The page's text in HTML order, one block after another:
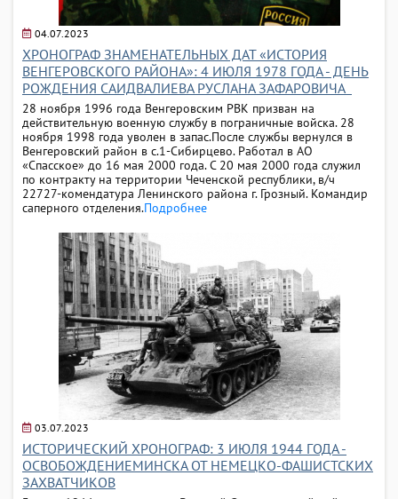
04.07.2023
ХРОНОГРАФ ЗНАМЕНАТЕЛЬНЫХ ДАТ «ИСТОРИЯ
ВЕНГЕРОВСКОГО РАЙОНА»: 4 ИЮЛЯ 1978 ГОДА - ДЕНЬ
РОЖДЕНИЯ САИДВАЛИЕВА РУСЛАНА ЗАФАРОВИЧА
28 ноября 1996 года Венгеровским РВК призван на
действительную военную службу в пограничные войска. 28
ноября 1998 года уволен в запас.После службы вернулся в
Венгеровский район в с.1-Сибирцево. Работал в АО
«Спасское» до 16 мая 2000 года. С 20 мая 2000 года служил
по контракту на территории Чеченской республики, в/ч
22727-комендатура Ленинского района г. Грозный. Командир
саперного отделения.Подробнее
03.07.2023
ИСТОРИЧЕСКИЙ ХРОНОГРАФ: 3 ИЮЛЯ 1944 ГОДА -
ОСВОБОЖДЕНИЕМИНСКА ОТ НЕМЕЦКО-ФАШИСТСКИХ
ЗАХВАТЧИКОВ